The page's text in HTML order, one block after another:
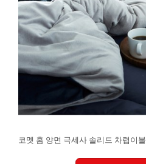
코멧 홈 양면 극세사 솔리드 차렵이불